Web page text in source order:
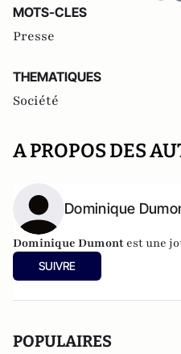
MOTS-CLES
Presse
THEMATIQUES
Société
A PROPOS DES
Dominique
Dominique Dumont est une
SUIVRE
POPULAIRES